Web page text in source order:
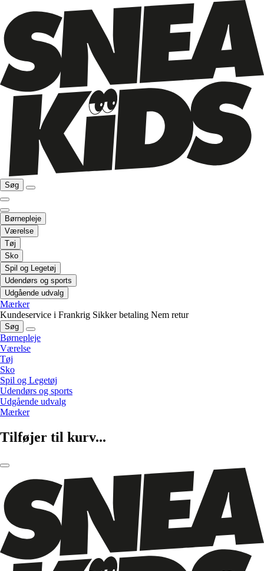
Søg
Børnepleje
Værelse
Tøj
Sko
Spil og Legetøj
Udendørs og sports
Udgående udvalg
Mærker
Kundeservice i Frankrig Sikker betaling Nem retur
Søg
Børnepleje
Værelse
Tøj
Sko
Spil og Legetøj
Udendørs og sports
Udgående udvalg
Mærker
Tilføjer til kurv...